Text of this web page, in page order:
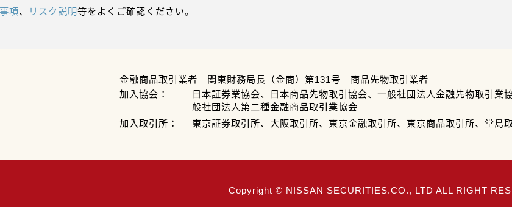
項、 リスク説明等をよくご確認ください。
金融商品取引業者 関東財務局長（金商）第131号 商品先物取引業者
加入協会：
日本証券業協会、日本商品先物取引協会、一般社団法人金融先物取引業
般社団法人第二種金融商品取引業協会
加入取引所：
東京証券取引所、大阪取引所、東京金融取引所、東京商品取引所、堂島
Copyright © NISSAN SECURITIES.CO., LTD ALL RIGHT